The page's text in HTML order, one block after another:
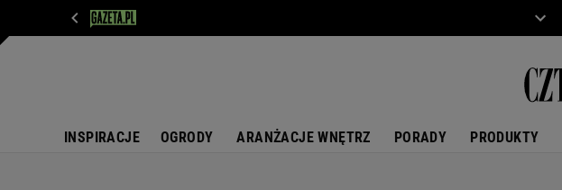
INSPIRACJE OGRODY ARANŻACJE WNĘTRZ PORADY PRODUKTY